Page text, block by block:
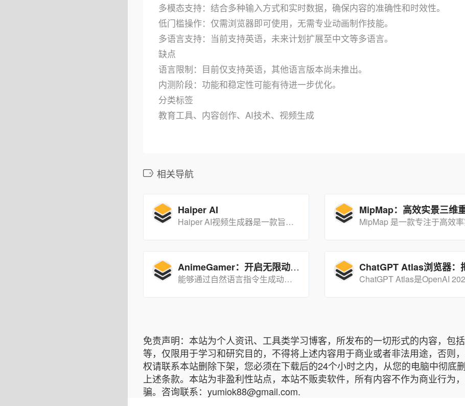
多模态支持：结合多种输入方式和实时数据，确保内容的准确性和时效性。
低门槛操作：仅需浏览器即可使用，无需专业动画制作技能。
多语言支持：当前支持英语，未来计划扩展至中文等多语言。
缺点
语言限制：目前仅支持英语，其他语言版本尚未推出。
内测阶段：功能和稳定性可能有待进一步优化。
分类标签
教育工具、内容创作、AI技术、视频生成
相关导航
Haiper AI
Haiper AI视频生成器是一款旨在简化视频创作流程的智能工具，由原Google DeepMind和Tiktok的华人工程师/科学家成立，支持文生视频、图生视频和视频重绘等功能。
AnimeGamer：开启无限动漫生活模拟的AI工具
能够通过自然语言指令生成动态的动漫游戏世界，并预测下一游戏状态，为用户带来沉浸式的动漫角色交互体验。
免责声明：本站为个人资讯、工具类学习博客，所发布的一切形式的内容，包
等，仅限用于学习和研究目的，不得将上述内容用于商业或者非法用途，否则
权请联系本站删除下架，您必须在下载后的24个小时之内，从您的电脑中彻底
上述条款。本站为非盈利性站点，本站不贩卖软件，所有内容不作为商业行为
骗。咨询联系：yumiok88@gmail.com.